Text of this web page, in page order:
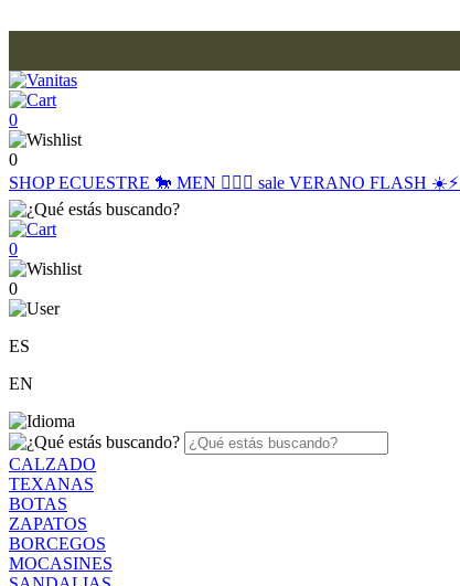
0
0
SHOPECUESTRE 🐎 MEN 🙋🏽‍♂️ sale VERANO FLASH ☀️⚡️
0
0
ES
EN
CALZADO
TEXANAS
BOTAS
ZAPATOS
BORCEGOS
MOCASINES